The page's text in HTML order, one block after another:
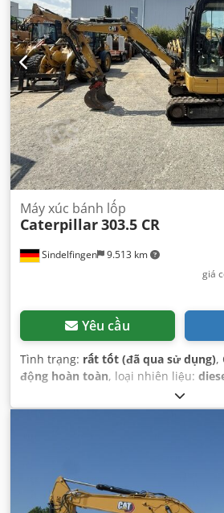
Sindelfingen 9.513 km
Máy xúc bánh lốp
Caterpillar303.5 CR
giá
Yêu cầu
Tình trạng: rất tốt (đã qua sử dụng),
động hoàn toàn, loại nhiên liệu:
, Năm sản xuất:
h, Thiết bị:dải xích cao su,